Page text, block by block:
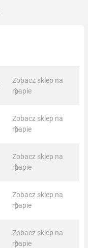
Zobacz sklep na
mapie
Zobacz sklep na
mapie
Zobacz sklep na
mapie
Zobacz sklep na
mapie
Zobacz sklep na
mapie